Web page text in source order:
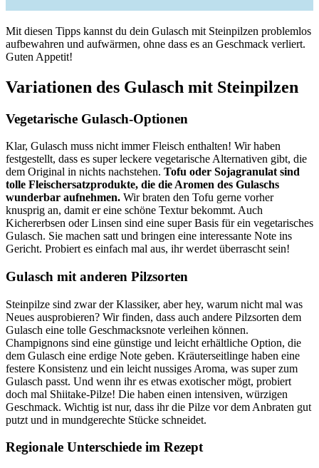
Mit diesen Tipps kannst du dein Gulasch mit Steinpilzen problemlos
aufbewahren und aufwärmen, ohne dass es an Geschmack verliert.
Guten Appetit!
Variationen des Gulasch mit Steinpilzen
Vegetarische Gulasch-Optionen
Klar, Gulasch muss nicht immer Fleisch enthalten! Wir haben
festgestellt, dass es super leckere vegetarische Alternativen gibt, die
dem Original in nichts nachstehen. Tofu oder Sojagranulat sind
tolle Fleischersatzprodukte, die die Aromen des Gulaschs
wunderbar aufnehmen. Wir braten den Tofu gerne vorher
knusprig an, damit er eine schöne Textur bekommt. Auch
Kichererbsen oder Linsen sind eine super Basis für ein vegetarisches
Gulasch. Sie machen satt und bringen eine interessante Note ins
Gericht. Probiert es einfach mal aus, ihr werdet überrascht sein!
Gulasch mit anderen Pilzsorten
Steinpilze sind zwar der Klassiker, aber hey, warum nicht mal was
Neues ausprobieren? Wir finden, dass auch andere Pilzsorten dem
Gulasch eine tolle Geschmacksnote verleihen können.
Champignons sind eine günstige und leicht erhältliche Option, die
dem Gulasch eine erdige Note geben. Kräuterseitlinge haben eine
festere Konsistenz und ein leicht nussiges Aroma, was super zum
Gulasch passt. Und wenn ihr es etwas exotischer mögt, probiert
doch mal Shiitake-Pilze! Die haben einen intensiven, würzigen
Geschmack. Wichtig ist nur, dass ihr die Pilze vor dem Anbraten gut
putzt und in mundgerechte Stücke schneidet.
Regionale Unterschiede im Rezept